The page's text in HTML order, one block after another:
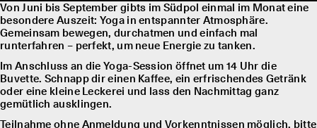
Von Juni bis September gibts im Südpol einmal im Monat eine
besondere Auszeit: Yoga in entspannter Atmosphäre.
Gemeinsam bewegen, durchatmen und einfach mal
runterfahren – perfekt, um neue Energie zu tanken.
Im Anschluss an die Yoga-Session öffnet um 14 Uhr die
Buvette. Schnapp dir einen Kaffee, ein erfrischendes Getränk
oder eine kleine Leckerei und lass den Nachmittag ganz
gemütlich ausklingen.
Teilnahme ohne Anmeldung und Vorkenntnissen möglich, bitte